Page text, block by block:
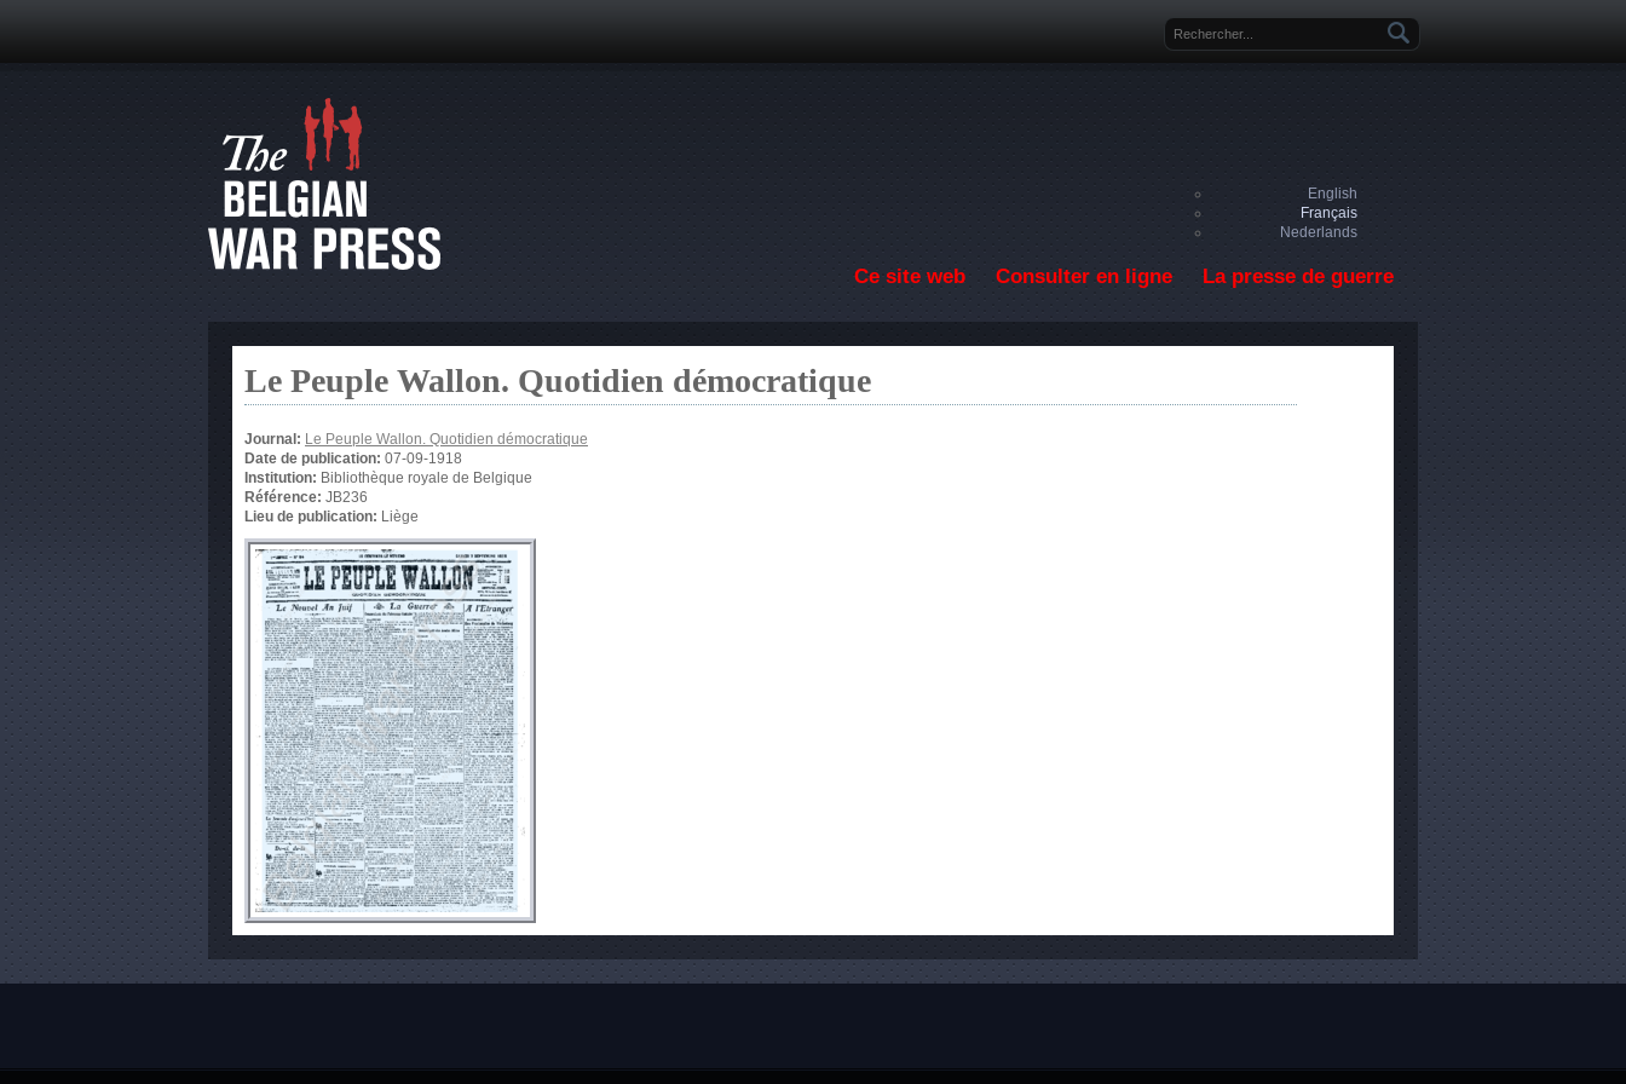
Formulaire de recherche
English
Français
Nederlands
Ce site web Consulter en ligne La presse de guerre
Le Peuple Wallon. Quotidien démocratique
Journal: Le Peuple Wallon. Quotidien démocratique
Date de publication: 07-09-1918
Institution: Bibliothèque royale de Belgique
Référence: JB236
Lieu de publication: Liège